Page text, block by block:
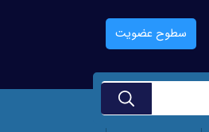
سطوح عضویت